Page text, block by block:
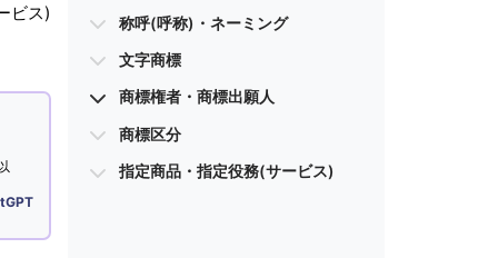
ビス)
称呼(呼称)・ネーミング
文字商標
商標権者・商標出願人
商標区分
指定商品・指定役務(サービス)